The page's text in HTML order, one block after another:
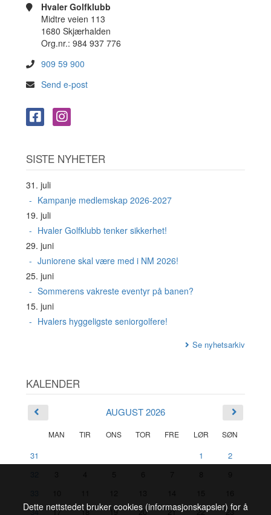
Hvaler Golfklubb
Midtre veien 113
1680 Skjærhalden
Org.nr.: 984 937 776
909 59 900
Send e-post
SISTE NYHETER
31. juli
Kampanje medlemskap 2026-2027
19. juli
Hvaler Golfklubb tenker sikkerhet!
29. juni
Juniorene skal være med i NM 2026!
25. juni
Sommerens vakreste eventyr på banen?
15. juni
Hvalers hyggeligste seniorgolfere!
Se nyhetsarkiv
KALENDER
AUGUST 2026
MAN TIR ONS TOR FRE LØR SØN
31 1
2
34
17 18 19 20 21 22 23
Dette nettstedet bruker cookies (informasjonskapsler) for å